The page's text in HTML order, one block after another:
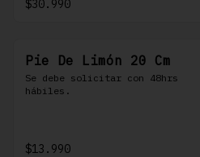
$30.990
Pie De Limón 20 Cm
Se debe solicitar con 48hrs
hábiles.
$13.990